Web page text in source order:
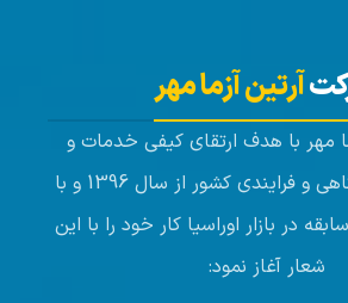
آرتین آزما مهر
مهر با هدف ارتقای کیفی خدمات و
تجهیزات آزمایشگاهی و فرایندی کشور از سال 1396 و با
سال سابقه در بازار اوراسیا کار خود را با این
شعار آغاز نمود: